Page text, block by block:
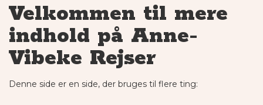
Velkommen til mere
indhold på Anne-
Vibeke Rejser
Denne side er en side, der bruges til flere ting: